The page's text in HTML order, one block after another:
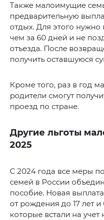
Также малоимущие
предварительную
отдых. Для этого нужно
чем за 60 дней и не
отъезда. После
получить оставшуюся
Кроме того, раз в год
родители смогут
проезд по стране.
Другие льготы
2025
С 2024 года все меры
семей в России
пособие. Новая
от рождения до 17 лет
которые встали на учет